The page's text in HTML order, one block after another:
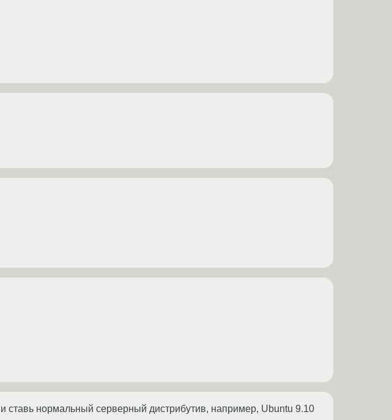
ставь нормальный серверный дистрибутив, например, Ubuntu 9.10